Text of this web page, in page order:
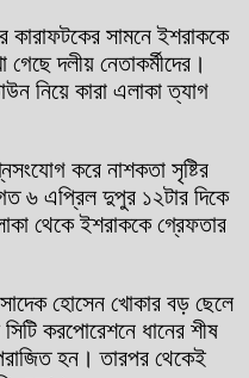
কারাফটকের সামনে ইশরাককে
দলীয় নেতাকর্মীদের।
নিয়ে কারা এলাকা ত্যাগ
করে নাশকতা সৃষ্টির
৬ এপ্রিল দুপুর ১২টার দিকে
থেকে ইশরাককে গ্রেফতার
হোসেন খোকার বড় ছেলে
করপোরেশনে ধানের শীষ
হন। তারপর থেকেই